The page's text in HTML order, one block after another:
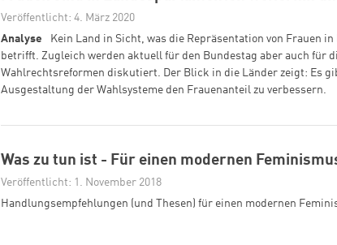
Veröffentlicht: 4. März 2020
Analyse
Kein Land in Sicht, was die Repräsentation von Frauen
betrifft. Zugleich werden aktuell für den Bundestag aber auch für
Wahlrechtsreformen diskutiert. Der Blick in die Länder zeigt: Es
Ausgestaltung der Wahlsysteme den Frauenanteil zu verbessern.
Was zu tun ist - Für einen modernen
Veröffentlicht: 1. November 2018
Handlungsempfehlungen (und Thesen) für einen modernen